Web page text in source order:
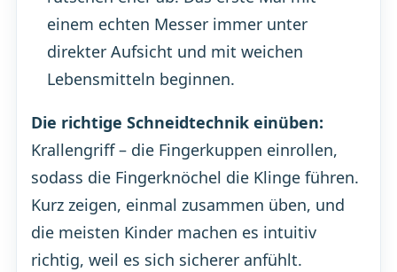
einem echten Messer immer unter
direkter Aufsicht und mit weichen
Lebensmitteln beginnen.
Die richtige Schneidtechnik einüben:
Krallengriff – die Fingerkuppen einrollen,
sodass die Fingerknöchel die Klinge führen.
Kurz zeigen, einmal zusammen üben, und
die meisten Kinder machen es intuitiv
richtig, weil es sich sicherer anfühlt.